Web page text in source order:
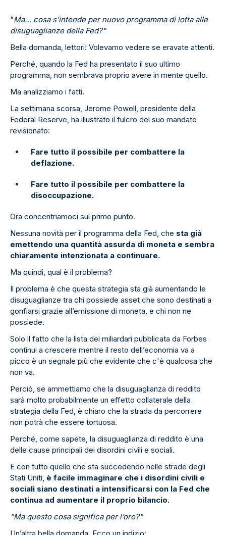
"Ma… cosa s’intende per nuovo programma di lotta alle
disuguaglianze della Fed?"
Bella domanda, lettori! Volevamo vedere se eravate attenti.
Perché, quando la Fed ha presentato il suo ultimo
programma, non sembrava proprio avere in mente quello.
Ma analizziamo i fatti.
La settimana scorsa, Jerome Powell, presidente della
Federal Reserve, ha illustrato il fulcro del suo mandato
revisionato:
Fare tutto il possibile per combattere la
deflazione.
Fare tutto il possibile per combattere la
disoccupazione.
Ora concentriamoci sul primo punto.
Nessuna novità per il programma della Fed, che sta già
emettendo una quantità assurda di moneta e sembra
chiaramente intenzionata a continuare.
Ma quindi, qual è il problema?
Il problema è che questa strategia sta già aumentando le
disuguaglianze tra chi possiede asset che sono destinati a
gonfiarsi grazie all’emissione di moneta, e chi non ne
possiede.
Solo il fatto che la lista dei miliardari pubblicata da Forbes
continui a crescere mentre il resto dell’economia va a
picco è un segnale più che evidente che c'è qualcosa che
non va.
Perciò, se ammettiamo che la disuguaglianza di reddito
sarà molto probabilmente un effetto collaterale della
strategia della Fed, è chiaro che la strada da percorrere
non potrà che essere tortuosa.
Perché, come sapete, la disuguaglianza di reddito è una
delle cause principali dei disordini civili e sociali.
E con tutto quello che sta succedendo nelle strade degli
Stati Uniti, è facile immaginare che i disordini civili e
sociali siano destinati a intensificarsi con la Fed che
continua ad aumentare il proprio bilancio.
"Ma questo cosa significa per l’oro?"